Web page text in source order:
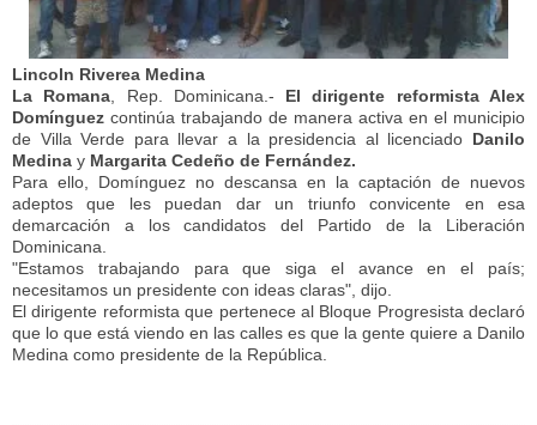
Lincoln Riverea Medina
La Romana, Rep. Dominicana.- El dirigente reformista Alex
Domínguez continúa trabajando de manera activa en el municipio
de Villa Verde para llevar a la presidencia al licenciado Danilo
Medina y Margarita Cedeño de Fernández.
Para ello, Domínguez no descansa en la captación de nuevos
adeptos que les puedan dar un triunfo convicente en esa
demarcación a los candidatos del Partido de la Liberación
Dominicana.
"Estamos trabajando para que siga el avance en el país;
necesitamos un presidente con ideas claras", dijo.
El dirigente reformista que pertenece al Bloque Progresista declaró
que lo que está viendo en las calles es que la gente quiere a Danilo
Medina como presidente de la República.